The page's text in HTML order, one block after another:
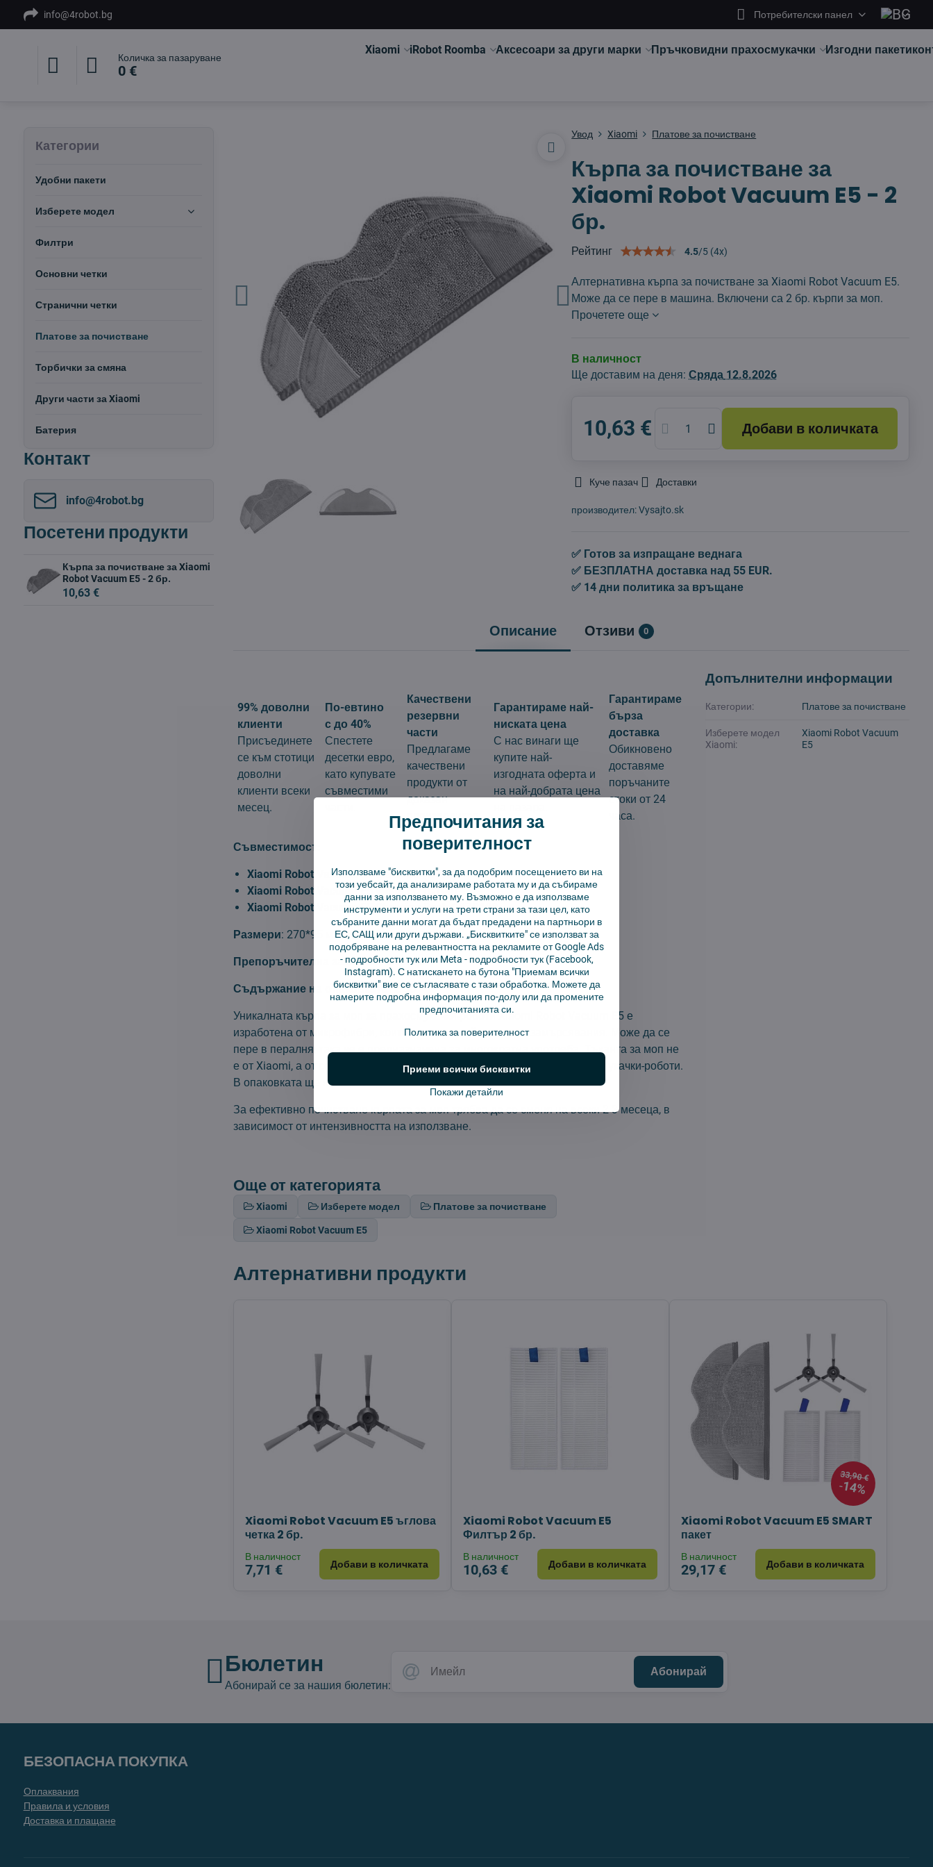
info@4robot.bg Потребителски панел
Количка за пазаруване
0 €
Xiaomi iRobot Roomba Аксесоари за други марки Пръчковидни прахосмукачки Изгодни пакети
Увод Xiaomi Платове за почистване
Кърпа за почистване за
Xiaomi Robot Vacuum E5 - 2
бр.
Рейтинг 4.5/5 (4x)
Алтернативна кърпа за почистване за Xiaomi Robot Vacuum E5.
Може да се пере в машина. Включени са 2 бр. кърпи за моп.
Прочетете още
В наличност
Ще доставим на деня:Сряда 12.8.2026
10,63 € Добави в количката
Куче пазач Доставки
производител:Vysajto.sk
✅ Готов за изпращане веднага
✅ БЕЗПЛАТНА доставка над 55 EUR.
✅ 14 дни политика за връщане
Описание Отзиви 0
99% доволни
клиенти
Присъединете
се към стотици
доволни
клиенти всеки
месец.
По-евтино
с до 40%
Спестете
десетки евро,
като купувате
съвместими
Качествени
резервни
части
Предлагаме
качествени
продукти от
доказан
производител.
Гарантираме най-
ниската цена
С нас винаги ще
купите най-
изгодната оферта и
на най-добрата цена
Гарантираме
бърза
доставка
Обикновено
доставяме
поръчаните
стоки от 24
часа.
Съвместимост:
Xiaomi Robot Vacuum E5 Black EU (C108)
Xiaomi Robot Vacuum E5 White EU (C108)
Xiaomi Robot Vacuum E5 Charging Dock CDZC108
Размери: 270*95 мм
Препоръчителна замяна:3 месеца
Съдържание на опаковката:2 бр
Уникалната кърпа за моп за прахосмукачки-роботи Xiaomi Robot Vacuum E5 е
изработена от микрофибри, които улавят и най-големите замърсявания. Може да се
пере в пералня, така че е предназначена за многократна употреба. Тъканта за моп не
е от Xiaomi, а от сертифициран производител на компоненти за прахосмукачки-роботи.
В опаковката ще намерите два броя кърпи.
За ефективно почистване кърпата за моп трябва да се сменя на всеки 2-3 месеца, в
зависимост от интензивността на използване.
Още от категорията
Xiaomi Изберете модел Платове за почистване
Xiaomi Robot Vacuum E5
Допълнителни информации
Категории: Платове за почистване
Изберете модел
Xiaomi:
Xiaomi Robot Vacuum
E5
Алтернативни продукти
Xiaomi Robot Vacuum E5 ъглова
четка 2 бр.
В наличност
7,71 € Добави в количката
Xiaomi Robot Vacuum E5
Филтър 2 бр.
В наличност
10,63 € Добави в количката
33,90 €
14%
Xiaomi Robot Vacuum E5 SMART
пакет
В наличност
29,17 € Добави в количката
Категории
Удобни пакети
Изберете модел
Филтри
Основни четки
Странични четки
Платове за почистване
Торбички за смяна
Други части за Xiaomi
Батерия
Контакт
info​@4robot​.bg
Посетени продукти
Кърпа за почистване за Xiaomi
Robot Vacuum E5 - 2 бр.
10,63 €
Бюлетин
Абонирай се за нашия бюлетин:
Абонирай
БЕЗОПАСНА ПОКУПКА
Оплаквания
Правила и условия
Доставка и плащане
Предпочитания за
поверителност
Използваме "бисквитки", за да подобрим посещението ви на
този уебсайт, да анализираме работата му и да събираме
данни за използването му. Възможно е да използваме
инструменти и услуги на трети страни за тази цел, като
събраните данни могат да бъдат предадени на партньори в
ЕС, САЩ или други държави. „Бисквитките" се използват за
подобряване на релевантността на рекламите от Google Ads
- подробности тукили Meta - подробности тук(Facebook,
Instagram). С натискането на бутона "Приемам всички
бисквитки" вие се съгласявате с тази обработка. Можете да
намерите подробна информация по-долу или да промените
предпочитанията си.
Политика за поверителност
Покажи детайли
Приеми всички бисквитки